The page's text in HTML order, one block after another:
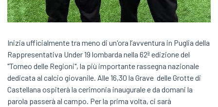
Inizia ufficialmente tra meno di un'ora l’avventura in Puglia della
Rappresentativa Under 19 lombarda nella 62ª edizione del
"Torneo delle Regioni", la più importante rassegna nazionale
dedicata al calcio giovanile. Alle 16,30 la Grave delle Grotte di
Castellana ospiterà la cerimonia inaugurale e da domani la
parola passerà al campo. Per la prima volta, ci sarà